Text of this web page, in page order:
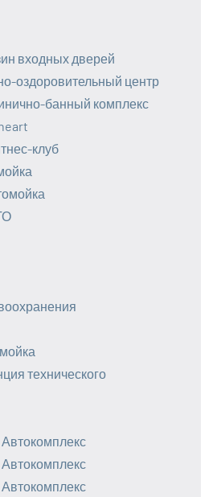
входных дверей
оздоровительный центр
банный комплекс
клуб
технического